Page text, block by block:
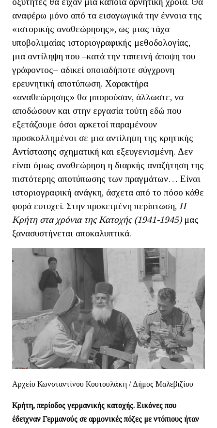
αναφέρω μόνο από τα εισαγωγικά την έννοια της
«ιστορικής αναθεώρησης», ως μιας τάχα
υποβολιμαίας ιστοριογραφικής μεθοδολογίας,
μια αντίληψη που –κατά την ταπεινή άποψη του
γράφοντος– αδικεί οποιαδήποτε σύγχρονη
ερευνητική αποτύπωση. Χαρακτήρα
«αναθεώρησης» θα μπορούσαν, άλλωστε, να
αποδώσουν και στην εργασία τούτη εδώ που
εξετάζουμε όσοι αρκετοί παραμένουν
προσκολλημένοι σε μια αντίληψη της κρητικής
Αντίστασης σχηματική και εξευγενισμένη. Δεν
είναι όμως αναθεώρηση η διαρκής αναζήτηση της
πιστότερης αποτύπωσης των πραγμάτων… Είναι
ιστοριογραφική ανάγκη, άσχετα από το πόσο κάθε
φορά ευτυχεί. Στην προκειμένη περίπτωση, Η
Κρήτη στα χρόνια της Κατοχής(1941-1945)μας
ξανασυστήνεται αποκαλυπτικά.
Αρχείο Κωνσταντίνου Κουτουλάκη / Δήμος Μαλεβιζίου
Κρήτη, περίοδος γερμανικής κατοχής. Εικόνες που
έδειχναν Γερμανούς σε αρμονικές πόζες με ντόπιους ήταν